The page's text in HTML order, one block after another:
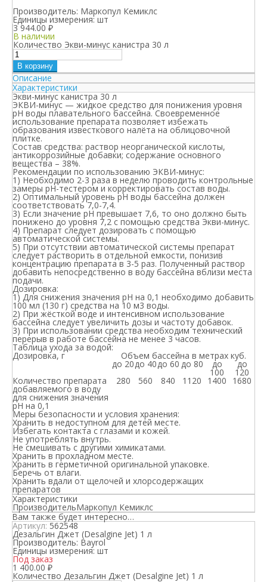
Производитель: Маркопул Кемиклс
Единицы измерения: шт
3 944.00 ₽
В наличии
Количество Экви-минус канистра 30 л
В корзину
Описание
Характеристики
Экви-минус канистра 30 л
ЭКВИ-минус — жидкое средство для понижения уровня
рН воды плавательного бассейна. Своевременное
использование препарата позволяет избежать
образования известкового налёта на облицовочной
плитке.
Состав средства: раствор неорганической кислоты,
антикоррозийные добавки; содержание основного
вещества – 38%.
Рекомендации по использованию ЭКВИ-минус:
1) Необходимо 2-3 раза в неделю проводить контрольные
замеры рН-тестером и корректировать состав воды.
2) Оптимальный уровень рН воды бассейна должен
соответствовать 7,0-7,4.
3) Если значение рН превышает 7,6, то оно должно быть
понижено до уровня 7,2 с помощью средства Экви-минус.
4) Препарат следует дозировать с помощью
автоматической системы.
5) При отсутствии автоматической системы препарат
следует растворить в отдельной емкости, понизив
концентрацию препарата в 3-5 раз. Полученный раствор
добавить непосредственно в воду бассейна вблизи места
подачи.
Дозировка:
1) Для снижения значения рН на 0,1 необходимо добавить
100 мл (130 г) средства на 10 м3 воды.
2) При жёсткой воде и интенсивном использование
бассейна следует увеличить дозы и частоту добавок.
3) При использовании средства необходим технический
перерыв в работе бассейна не менее 3 часов.
Таблица ухода за водой:
Дозировка, г Объем бассейна в метрах куб.
до 20до 40до 60 до 80 до
100
до
120
Количество препарата
добавляемого в воду
для снижения значения
pH на 0,1
280 560 840 1120 1400 1680
Меры безопасности и условия хранения:
Хранить в недоступном для детей месте.
Избегать контакта с глазами и кожей.
Не употреблять внутрь.
Не смешивать с другими химикатами.
Хранить в прохладном месте.
Хранить в герметичной оригинальной упаковке.
Беречь от влаги.
Хранить вдали от щелочей и хлорсодержащих
препаратов
Характеристики
ПроизводительМаркопул Кемиклс
Вам также будет интересно…
Артикул:562548
Дезальгин Джет (Desalgine Jet) 1 л
Производитель: Bayrol
Единицы измерения: шт
Под заказ
1 400.00 ₽
Количество Дезальгин Джет (Desalgine Jet) 1 л